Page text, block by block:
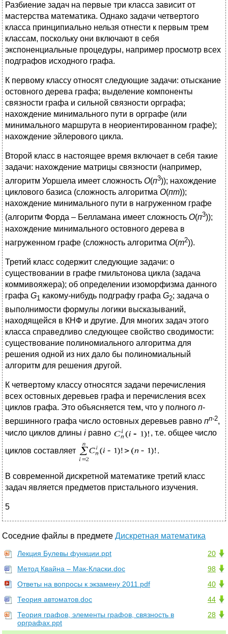
Разбиение задач на первые три класса зависит от
мастерства математика. Однако задачи четвертого
класса принципиально нельзя отнести к первым трем
классам, поскольку они включают в себя
экспоненциальные процедуры, например просмотр всех
подграфов исходного графа.
К первому классу относят следующие задачи: отыскание
остовного дерева графа; выделение компоненты
связности графа и сильной связности орграфа;
нахождение минимального пути в орграфе (или
минимального маршрута в неориентированном графе);
нахождение эйлерового цикла.
Второй класс в настоящее время включает в себя такие
задачи: нахождение матрицы связности (например,
алгоритм Уоршела имеет сложность О(п3)); нахождение
циклового базиса (сложность алгоритма О(пт));
нахождение минимального пути в нагруженном графе
(алгоритм Форда – Белламана имеет сложность О(п3));
нахождение минимального остовного дерева в
нагруженном графе (сложность алгоритма О(т2)).
Третий класс содержит следующие задачи: о
существовании в графе гмильтонова цикла (задача
коммивояжера); об определении изоморфизма данного
графа G1 какому-нибудь подграфу графа G2; задача о
выполнимости формулы логики высказываний,
находящейся в КНФ и другие. Для многих задач этого
класса справедливо следующее свойство сводимости:
существование полиномиального алгоритма для
решения одной из них дало бы полиномиальный
алгоритм для решения другой.
К четвертому классу относятся задачи перечисления
всех остовных деревьев графа и перечисления всех
циклов графа. Это объясняется тем, что у полного п-
вершинного графа число остовных деревьев равно пп-2,
число циклов длины i равно , т.е. общее число
циклов составляет
В современной дискретной математике третий класс
задач является предметов пристального изучения.
5
Соседние файлы в предмете Дискретная математика
20
Лекция Булевы функции.ppt
98
Метод Квайна – Мак-Класки.doc
40
Ответы на вопросы к экзамену 2011.pdf
44
Теория автоматов.doc
28
Теория графов, элементы графов, связность в
орграфах.ppt